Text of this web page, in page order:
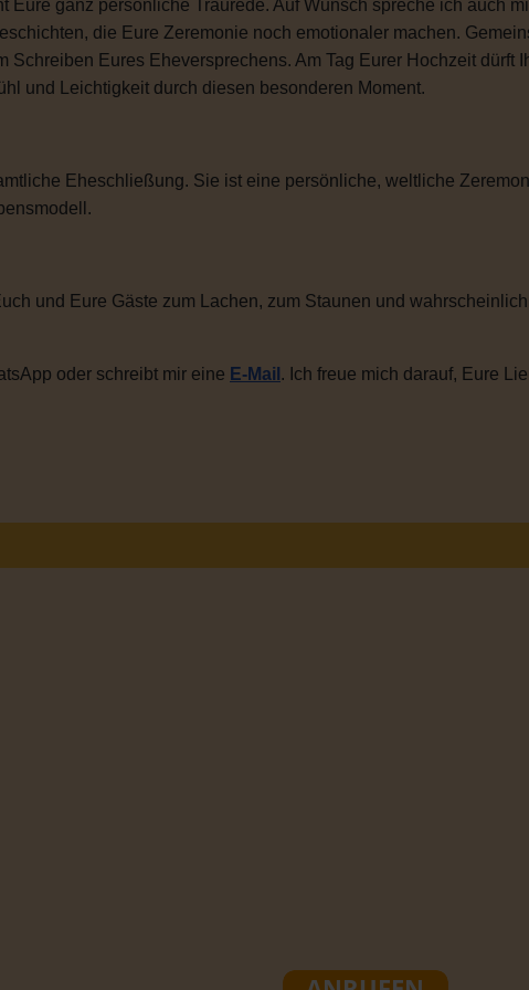
Eure ganz persönliche Traurede. Auf Wunsch spreche ich auch
die Eure Zeremonie noch emotionaler machen.
Schreiben Eures Eheversprechens. Am Tag Eurer Hochzeit
und Leichtigkeit durch diesen besonderen Moment.
Eheschließung. Sie ist eine persönliche, weltliche
und Eure Gäste zum Lachen, zum Staunen und
oder schreibt mir eine E-Mail . Ich freue mich darauf, Eure